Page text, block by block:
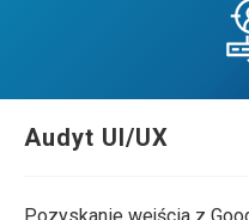
Audyt UI/UX